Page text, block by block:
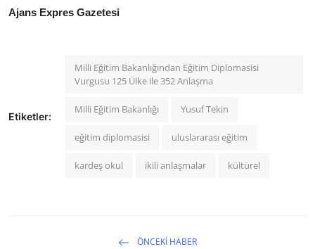
Ajans Expres Gazetesi
Etiketler:
Milli Eğitim Bakanlığından Eğitim Diplomasisi
Vurgusu 125 Ülke ile 352 Anlaşma
Milli Eğitim Bakanlığı Yusuf Tekin
eğitim diplomasisi uluslararası eğitim
kardeş okul ikili anlaşmalar kültürel
ÖNCEKI HABER